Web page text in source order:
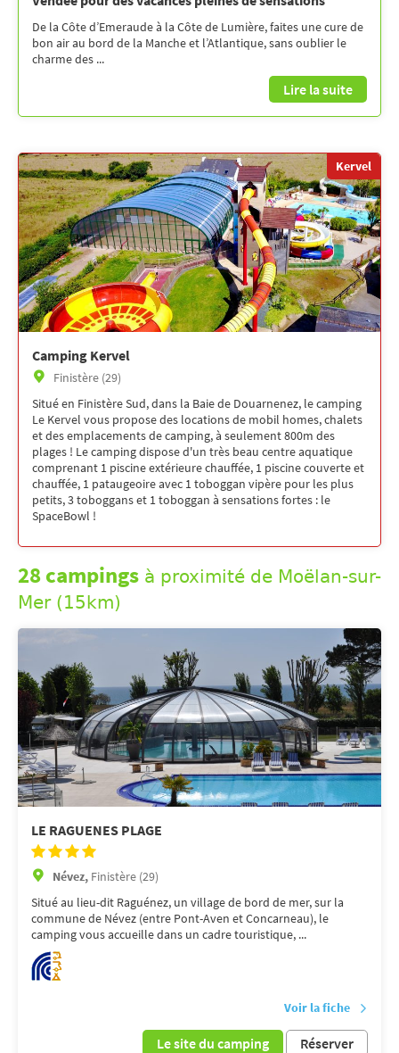
De la Côte d’Emeraude à la Côte de Lumière, faites une cure de
bon air au bord de la Manche et l’Atlantique, sans oublier le
charme des ...
Lire la suite
Kervel
Camping Kervel
Finistère (29)
Situé en Finistère Sud, dans la Baie de Douarnenez, le camping
Le Kervel vous propose des locations de mobil homes, chalets
et des emplacements de camping, à seulement 800m des
plages ! Le camping dispose d'un très beau centre aquatique
comprenant 1 piscine extérieure chauffée, 1 piscine couverte et
chauffée, 1 pataugeoire avec 1 toboggan vipère pour les plus
petits, 3 toboggans et 1 toboggan à sensations fortes : le
SpaceBowl !
28 campings à proximité de Moëlan-sur-
Mer (15km)
LE RAGUENES PLAGE
Névez, Finistère (29)
Situé au lieu-dit Raguénez, un village de bord de mer, sur la
commune de Névez (entre Pont-Aven et Concarneau), le
camping vous accueille dans un cadre touristique, ...
Voir la fiche
Le site du camping Réserver